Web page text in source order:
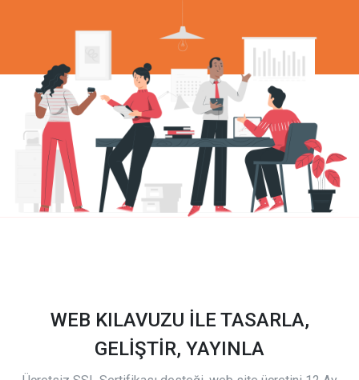
WEB KILAVUZU İLE TASARLA,
GELİŞTİR, YAYINLA